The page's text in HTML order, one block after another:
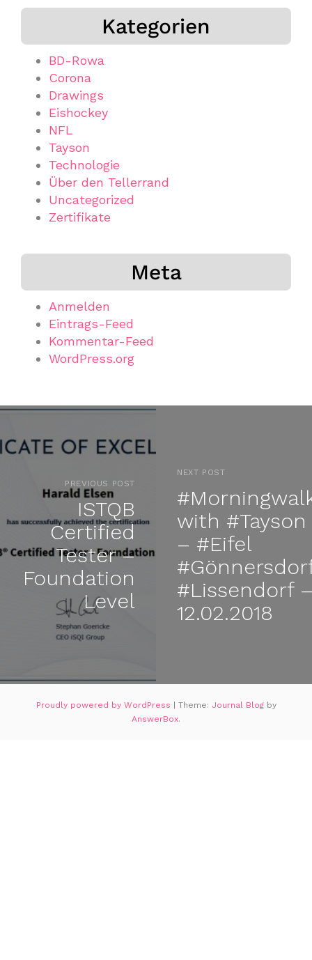
Kategorien
BD-Rowa
Corona
Drawings
Eishockey
NFL
Tayson
Technologie
Über den Tellerrand
Uncategorized
Zertifikate
Meta
Anmelden
Eintrags-Feed
Kommentar-Feed
WordPress.org
PREVIOUS POST
ISTQB
Certified
Tester –
Foundation
Level
NEXT POST
with #Tayson
– #Eifel
#Lissendorf
12.02.2018
Proudly powered by WordPress Theme: Journal Blog by
AnswerBox.